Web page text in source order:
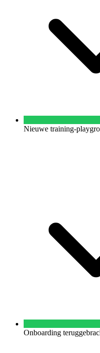
Nieuwe training-
Onboarding